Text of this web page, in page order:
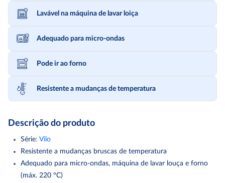
Lavável na máquina de lavar loiça
Adequado para micro-ondas
Pode ir ao forno
Resistente a mudanças de temperatura
Descrição do produto
Série: Vilo
Resistente a mudanças bruscas de temperatura
Adequado para micro-ondas, máquina de lavar louça e forno
(máx. 220 °C)